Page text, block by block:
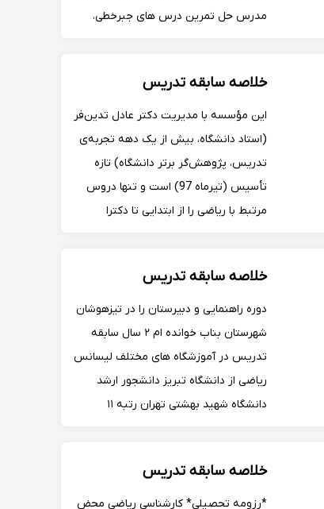
مدرس حل تمرین درس های جبرخطی،
خلاصه سابقه تدریس
این مؤسسه با مدیریت دکتر عادل تدین‌فر
(استاد دانشگاه، بیش از یک دهه تجربه‌ی
تدریس، پژوهش‌گر برتر دانشگاه) تازه
تأسیس (تیرماه 97) است و تنها دروس
مرتبط با ریاضی را از ابتدایی تا دکترا
مقالات ISI، ISC و کنفرانسی نیز فعالیت
دار...
خلاصه سابقه تدریس
دوره راهنمایی و دبیرستان را در تیزهوشان
شهرستان بناب خوانده ام ۲ سال سابقه
تدریس در آموزشگاه های مختلف لیسانس
ریاضی از دانشگاه تبریز دانشجور ارشد
دانشگاه شهید بهشتی تهران رتبه ۱۱
افتخار در مسابقات ریاضی دانشجویی
خلاصه سابقه تدریس
*رزومه تحصیلی* کارشناسی ریاضی محض